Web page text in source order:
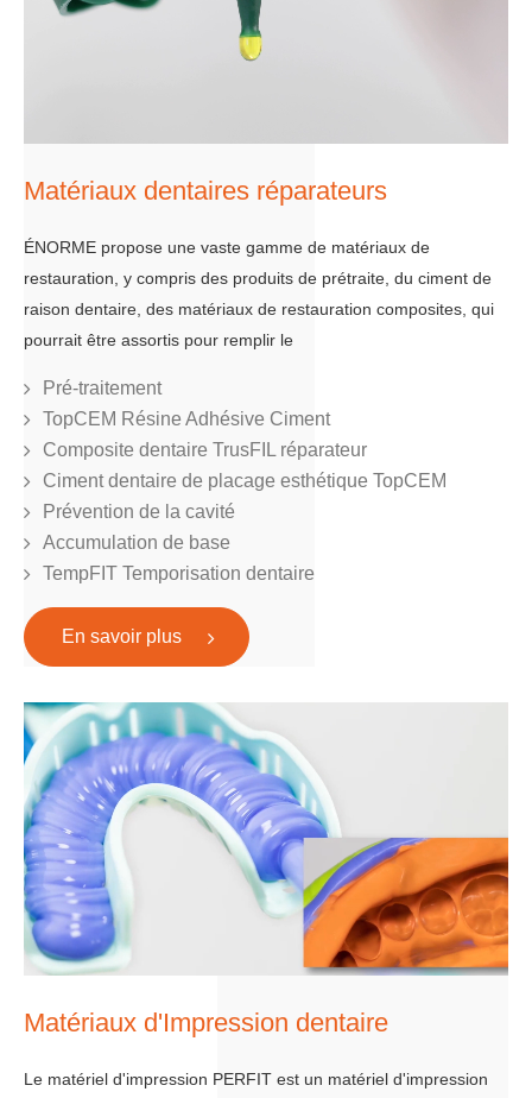
Matériaux dentaires réparateurs
ÉNORME propose une vaste gamme de matériaux de
restauration, y compris des produits de prétraite, du ciment de
raison dentaire, des matériaux de restauration composites, qui
pourrait être assortis pour remplir le
Pré-traitement
TopCEM Résine Adhésive Ciment
Composite dentaire TrusFIL réparateur
Ciment dentaire de placage esthétique TopCEM
Prévention de la cavité
Accumulation de base
TempFIT Temporisation dentaire
En savoir plus
Matériaux d'Impression dentaire
Le matériel d'impression PERFIT est un matériel d'impression